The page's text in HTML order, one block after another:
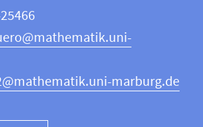
marburg.de